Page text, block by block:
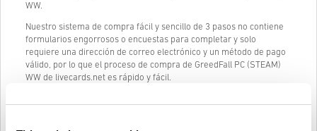
WW.
Nuestro sistema de compra fácil y sencillo de 3 pasos no contiene
formularios engorrosos o encuestas para completar y solo
requiere una dirección de correo electrónico y un método de pago
válido, por lo que el proceso de compra de GreedFall PC (STEAM)
WW de livecards.net es rápido y fácil.